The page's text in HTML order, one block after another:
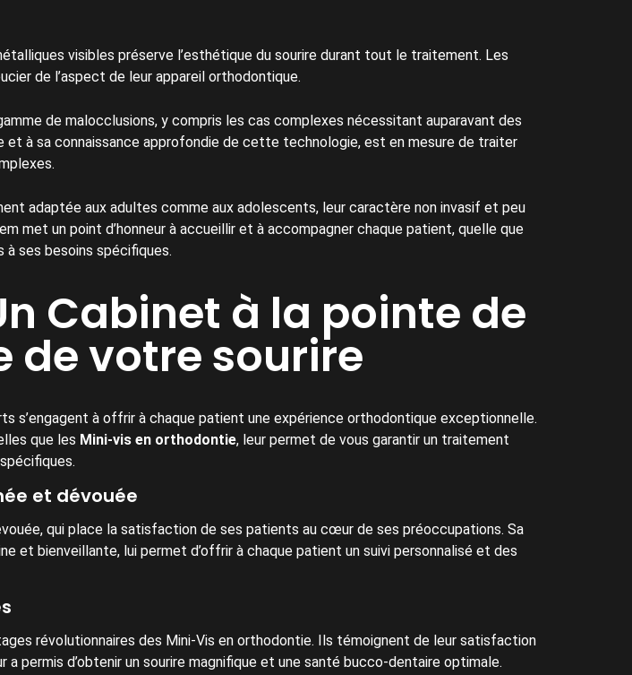
visibles préserve l’esthétique du sourire durant tout le traitement. Les
de l’aspect de leur appareil orthodontique.
de malocclusions, y compris les cas complexes nécessitant auparavant des
et à sa connaissance approfondie de cette technologie, est en mesure de traiter
adaptée aux adultes comme aux adolescents, leur caractère non invasif et peu
met un point d’honneur à accueillir et à accompagner chaque patient, quelle que
à ses besoins spécifiques.
Cabinet à la pointe de
de votre sourire
s’engagent à offrir à chaque patient une expérience orthodontique exceptionnelle.
que les Mini-vis en orthodontie, leur permet de vous garantir un traitement
et dévouée
qui place la satisfaction de ses patients au cœur de ses préoccupations. Sa
et bienveillante, lui permet d’offrir à chaque patient un suivi personnalisé et des
révolutionnaires des Mini-Vis en orthodontie. Ils témoignent de leur satisfaction
permis d’obtenir un sourire magnifique et une santé bucco-dentaire optimale.